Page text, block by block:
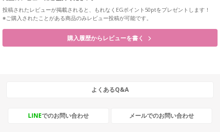
投稿されたレビューが掲載されると、もれなくEGポイント50ptをプレゼントします！
※ご購入されたことがある商品のみレビュー投稿が可能です。
購入履歴からレビューを書く
よくあるQ&A
LINEでのお問い合わせ メールでのお問い合わせ